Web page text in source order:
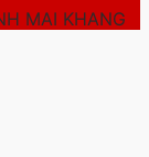
MAI KHANG